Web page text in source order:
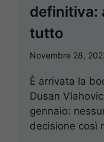
definitiva:
tutto
Novembre 28,
È arrivata la
Dusan
gennaio:
decisione così